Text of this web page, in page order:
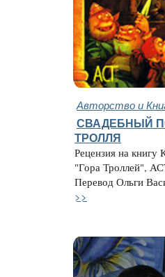
Авторство и
СВАДЕБНЫЙ
ТРОЛЛЯ
Рецензия на книгу
"Гора Троллей",
Перевод Ольги
>>